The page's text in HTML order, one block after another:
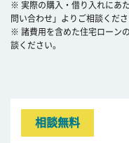
※ 実際の購入・借り入れにあ
問い合わせ」よりご相談くださ
※ 諸費用を含めた住宅ローン
談ください。
相談無料